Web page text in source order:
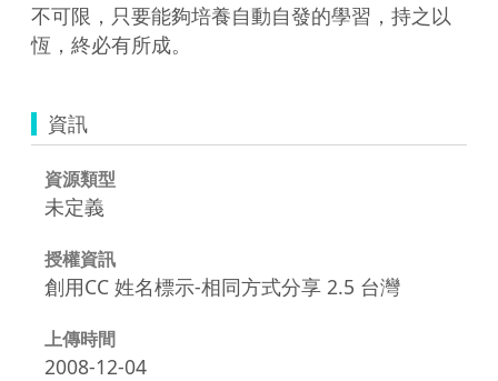
不可限，只要能夠培養自動自發的學習，持之以
恆，終必有所成。
資訊
資源類型
未定義
授權資訊
創用CC 姓名標示-相同方式分享 2.5 台灣
上傳時間
2008-12-04